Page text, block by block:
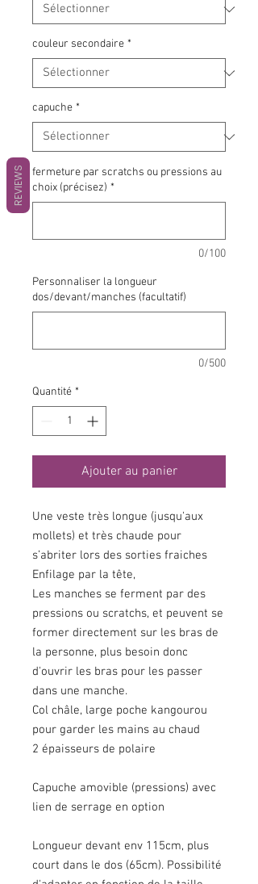
couleur secondaire *
capuche *
fermeture par scratchs ou pressions au
choix (précisez) *
0/100
Personnaliser la longueur
dos/devant/manches (facultatif)
0/500
Quantité *
Ajouter au panier
Une veste très longue (jusqu'aux
mollets) et très chaude pour
s’abriter lors des sorties fraiches
Enfilage par la tête,
Les manches se ferment par des
pressions ou scratchs, et peuvent se
former directement sur les bras de
la personne, plus besoin donc
d'ouvrir les bras pour les passer
dans une manche.
Col châle, large poche kangourou
pour garder les mains au chaud
2 épaisseurs de polaire
Capuche amovible (pressions) avec
lien de serrage en option
Longueur devant env 115cm, plus
court dans le dos (65cm). Possibilité
REVIEWS